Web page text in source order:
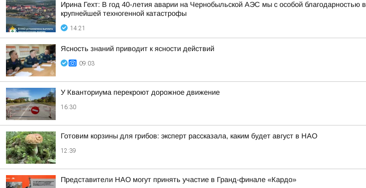
Ирина Гехт: В год 40-летия аварии на Чернобыльской АЭС мы с особой
крупнейшей техногенной катастрофы
14:21
Ясность знаний приводит к ясности действий
09:03
У Кванториума перекроют дорожное движение
16:30
Готовим корзины для грибов: эксперт рассказала, каким будет август в НАО
12:39
Представители НАО могут принять участие в Гранд-финале «Кардо»